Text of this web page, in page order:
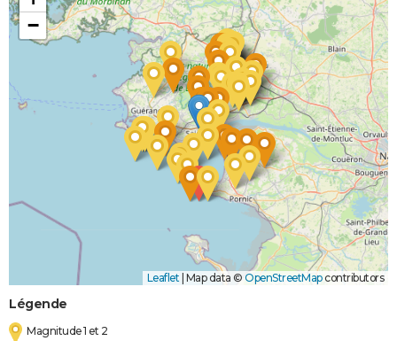
−
Leaflet Map data © OpenStreetMapcontributors
Légende
Magnitude 1 et 2